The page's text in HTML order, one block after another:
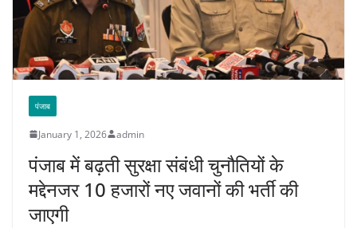
पंजाब
January 1, 2026 admin
पंजाब में बढ़ती सुरक्षा संबंधी चुनौतियों के
मद्देनजर 10 हजारों नए जवानों की भर्ती की
जाएगी